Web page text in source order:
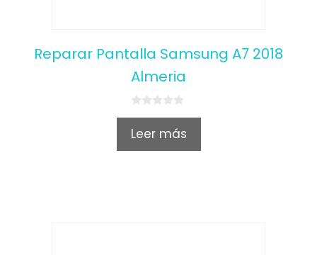
Reparar Pantalla Samsung A7 2018
Almeria
0
u
Leer más